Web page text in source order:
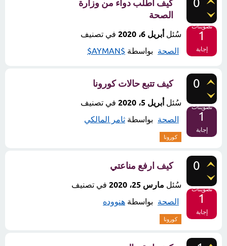
0
تصويتات
1
إجابة
كيف اطلب دواء من وزارة
الصحة
سُئل أبريل 6، 2020
في تصنيف
الصحة
بواسطة $AYMAN$
0
تصويتات
1
إجابة
كيف تتبع حالات كورونا
سُئل أبريل 5، 2020
في تصنيف
الصحة
بواسطة ثامر المالكي
كورونا
0
تصويتات
1
إجابة
كيف ارفع مناعتي
سُئل مارس 25، 2020
في تصنيف
الصحة
بواسطة هنووده
كورونا